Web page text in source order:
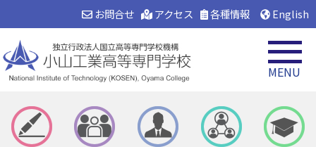
English
各種情報
アクセス
お問合せ
MENU